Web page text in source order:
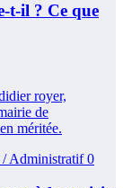
t-il ? Ce que
/ Administratif0